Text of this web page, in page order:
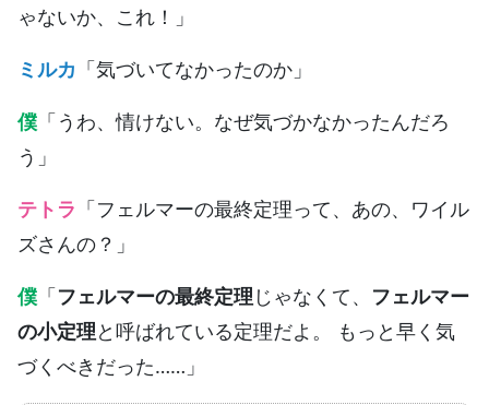
ゃないか、これ！」
ミルカ 「気づいてなかったのか」
僕 「うわ、情けない。なぜ気づかなかったんだろ
う」
テトラ 「フェルマーの最終定理って、あの、ワイル
ズさんの？」
僕 「フェルマーの最終定理 じゃなくて、 フェルマー
の小定理と呼ばれている定理だよ。 もっと早く気
づくべきだった……」